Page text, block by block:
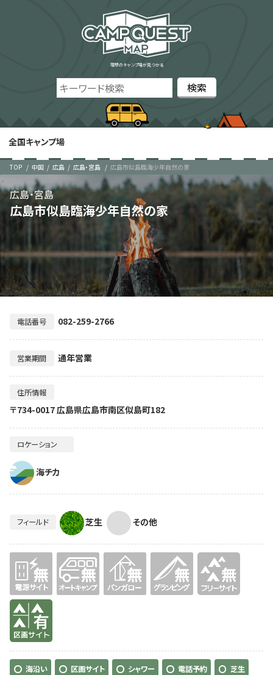
理想のキャンプ場が見つかる
全国キャンプ場
TOP 中国 広島 広島・宮島 広島市似島臨海少年自然の家
広島市似島臨海少年自然の家
広島・宮島
電話番号 082-259-2766
営業期間 通年営業
住所情報
〒734-0017 広島県広島市南区似島町182
ロケーション
海チカ
フィールド 芝生 その他
無 無
有り
海沿い 区画サイト シャワー 電話予約 芝生